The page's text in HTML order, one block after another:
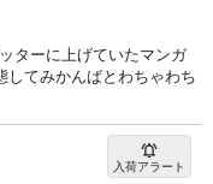
ターに上げていたマンガ
てみかんばとわちゃわち
入荷アラート